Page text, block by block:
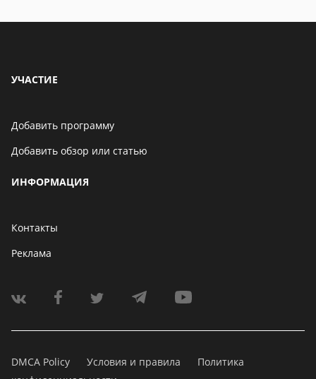
УЧАСТИЕ
Добавить программу
Добавить обзор или статью
ИНФОРМАЦИЯ
Контакты
Реклама
DMCA Policy Условия и правила
Политика